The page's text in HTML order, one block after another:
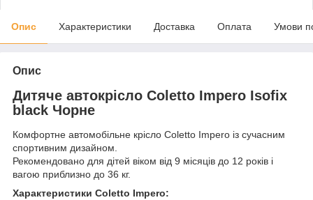
Опис Характеристики Доставка Оплата Умови
Опис
Дитяче автокрісло Coletto Impero Isofix
black Чорне
Комфортне автомобільне крісло Coletto Impero із сучасним
спортивним дизайном.
Рекомендовано для дітей віком від 9 місяців до 12 років і
вагою приблизно до 36 кг.
Характеристики Coletto Impero: